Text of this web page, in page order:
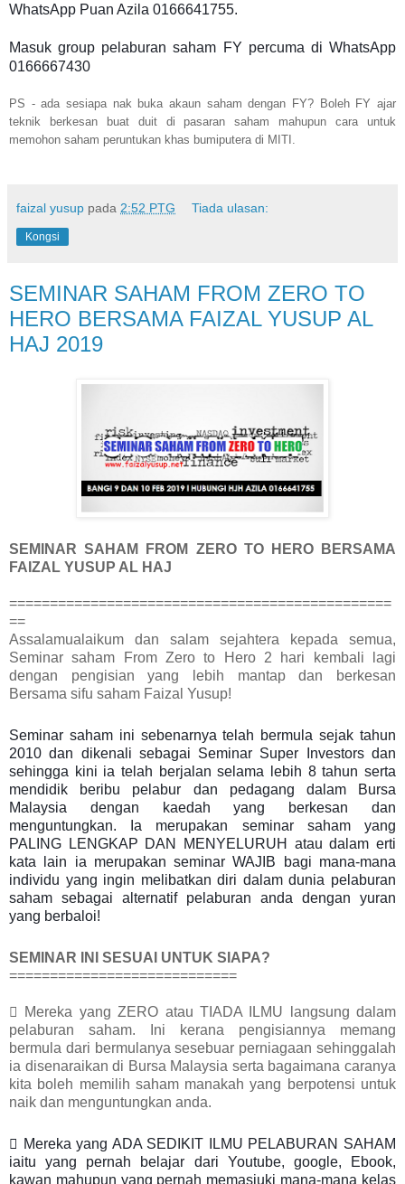
WhatsApp Puan Azila 0166641755.
Masuk group pelaburan saham FY percuma di WhatsApp
0166667430
PS - ada sesiapa nak buka akaun saham dengan FY? Boleh FY ajar
teknik berkesan buat duit di pasaran saham mahupun cara untuk
memohon saham peruntukan khas bumiputera di MITI.
faizal yusup pada 2:52 PTG Tiada ulasan:
Kongsi
SEMINAR SAHAM FROM ZERO TO
HERO BERSAMA FAIZAL YUSUP AL
HAJ 2019
SEMINAR SAHAM FROM ZERO TO HERO BERSAMA
FAIZAL YUSUP AL HAJ
===============================================
==
Assalamualaikum dan salam sejahtera kepada semua,
Seminar saham From Zero to Hero 2 hari kembali lagi
dengan pengisian yang lebih mantap dan berkesan
Bersama sifu saham Faizal Yusup!
Seminar saham ini sebenarnya telah bermula sejak tahun
2010 dan dikenali sebagai Seminar Super Investors dan
sehingga kini ia telah berjalan selama lebih 8 tahun serta
mendidik beribu pelabur dan pedagang dalam Bursa
Malaysia dengan kaedah yang berkesan dan
menguntungkan. Ia merupakan seminar saham yang
PALING LENGKAP DAN MENYELURUH atau dalam erti
kata lain ia merupakan seminar WAJIB bagi mana-mana
individu yang ingin melibatkan diri dalam dunia pelaburan
saham sebagai alternatif pelaburan anda dengan yuran
yang berbaloi!
SEMINAR INI SESUAI UNTUK SIAPA?
============================
 Mereka yang ZERO atau TIADA ILMU langsung dalam
pelaburan saham. Ini kerana pengisiannya memang
bermula dari bermulanya sesebuar perniagaan sehinggalah
ia disenaraikan di Bursa Malaysia serta bagaimana caranya
kita boleh memilih saham manakah yang berpotensi untuk
naik dan menguntungkan anda.
 Mereka yang ADA SEDIKIT ILMU PELABURAN SAHAM
iaitu yang pernah belajar dari Youtube, google, Ebook,
kawan mahupun yang pernah memasiuki mana-mana kelas